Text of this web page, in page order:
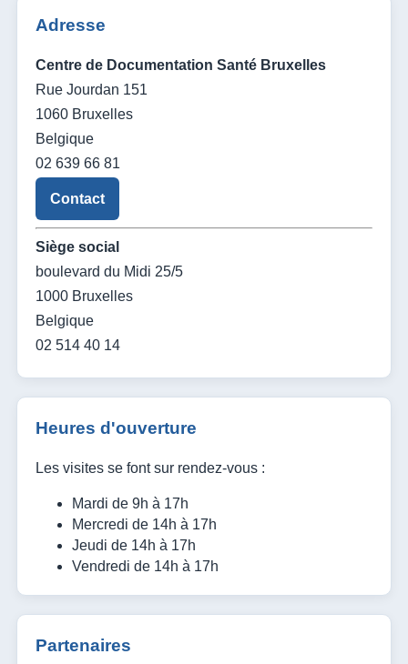
Adresse
Centre de Documentation Santé Bruxelles
Rue Jourdan 151
1060 Bruxelles
Belgique
02 639 66 81
Contact
Siège social
boulevard du Midi 25/5
1000 Bruxelles
Belgique
02 514 40 14
Heures d'ouverture
Les visites se font sur rendez-vous :
Mardi de 9h à 17h
Mercredi de 14h à 17h
Jeudi de 14h à 17h
Vendredi de 14h à 17h
Partenaires